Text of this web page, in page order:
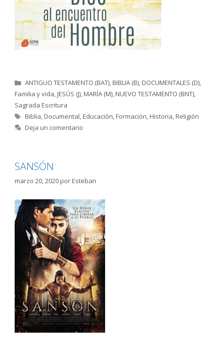
Categorías
ANTIGUO TESTAMENTO (BAT),BIBLIA (B),DOCUMENTALES (D),
Familia y vida,JESÚS (J),MARÍA (M),NUEVO TESTAMENTO (BNT),
Sagrada Escritura
Etiquetas
Biblia,Documental,Educación,Formación,Historia,Religión
Deja un comentario
SANSÓN
marzo 20, 2020porEsteban